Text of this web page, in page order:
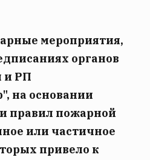
мероприятия,
органов
и РП
на основании
правил пожарной
или частичное
привело к